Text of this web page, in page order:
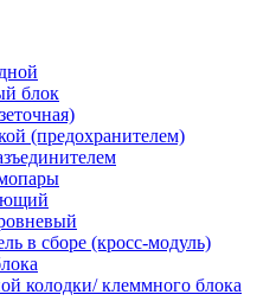
блок
(предохранителем)
в сборе (кросс-модуль)
колодки/ клеммного блока